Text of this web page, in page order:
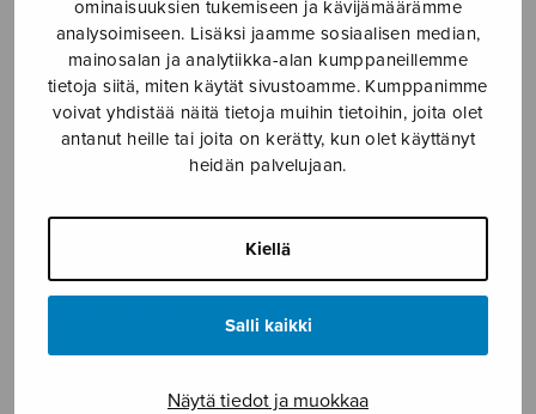
ominaisuuksien tukemiseen ja kävijämäärämme
analysoimiseen. Lisäksi jaamme sosiaalisen median,
mainosalan ja analytiikka-alan kumppaneillemme
tietoja siitä, miten käytät sivustoamme. Kumppanimme
voivat yhdistää näitä tietoja muihin tietoihin, joita olet
antanut heille tai joita on kerätty, kun olet käyttänyt
heidän palvelujaan.
Kiellä
Salli kaikki
Näytä tiedot ja muokkaa
Where corals lie